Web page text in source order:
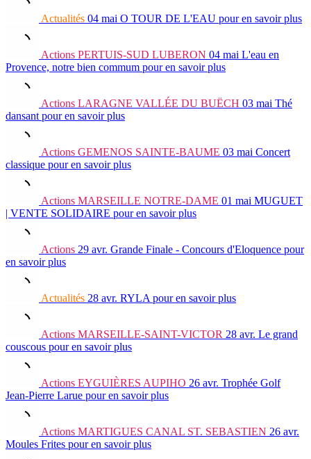
Actualités 04 mai O TOUR DE L'EAU pour en savoir plus
Actions PERTUIS-SUD LUBERON 04 mai L'eau en
Provence, notre bien commum pour en savoir plus
Actions LARAGNE VALLÉE DU BUËCH 03 mai Thé
dansant pour en savoir plus
Actions GEMENOS SAINTE-BAUME 03 mai Concert
classique pour en savoir plus
Actions MARSEILLE NOTRE-DAME 01 mai MUGUET
| VENTE SOLIDAIRE pour en savoir plus
Actions 29 avr. Grande Finale - Concours d'Eloquence pour
en savoir plus
Actualités 28 avr. RYLA pour en savoir plus
Actions MARSEILLE-SAINT-VICTOR 28 avr. Le grand
couscous pour en savoir plus
Actions EYGUIÈRES AUPIHO 26 avr. Trophée Golf
Jean-Pierre Larue pour en savoir plus
Actions MARTIGUES CANAL ST. SEBASTIEN 26 avr.
Moules Frites pour en savoir plus